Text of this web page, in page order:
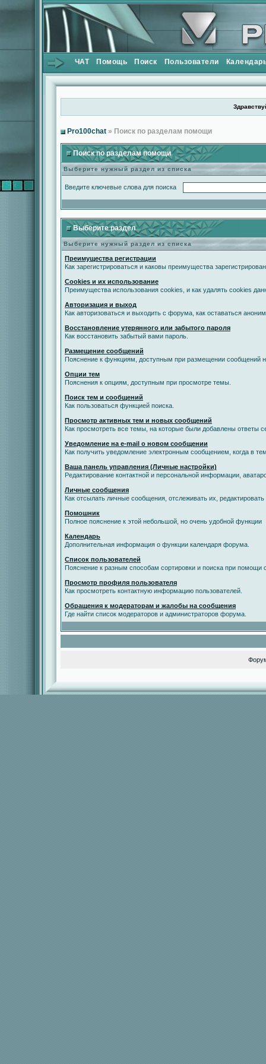
ЧАТ Помощь Поиск Пользователи
Pro100chat » Поиск по разделам помощи
Поиск по разделам помощи
Выберите нужный раздел из списка
Введите ключевые слова для поиска
Выберите раздел
Выберите нужный раздел из списка
Преимущества регистрации
Как зарегистрироваться и каковы преимущества
Cookies и их использование
Преимущества использования cookies, и как удалять cookies
Авторизация и выход
Как авторизоваться и выходить с форума, как оставаться
Восстановление утерянного или забытого пароля
Как восстановить забытый вами пароль.
Размещение сообщений
Пояснение к функциям, доступным при размещении сообщений
Опции тем
Пояснения к опциям, доступным при просмотре темы.
Поиск тем и сообщений
Как пользоваться функцией поиска.
Просмотр активных тем и новых сообщений
Как просмотреть все темы, на которые были добавлены ответы
Уведомление на е-mail о новом сообщении
Как получить уведомление электронным сообщением, когда в
Ваша панель управления (Личные настройки)
Редактирование контактной и персональной информации,
Личные сообщения
Как отсылать личные сообщения, отслеживать их,
Помошник
Полное пояснение к этой небольшой, но очень удобной функции
Календарь
Дополнительная информация о функции календаря форума.
Список пользователей
Пояснение к разным способам сортировки и поиска при помощи
Просмотр профиля пользователя
Как просмотреть контактную информацию пользователей.
Обращения к модераторам и жалобы на сообщения
Где найти список модераторов и администраторов форума.